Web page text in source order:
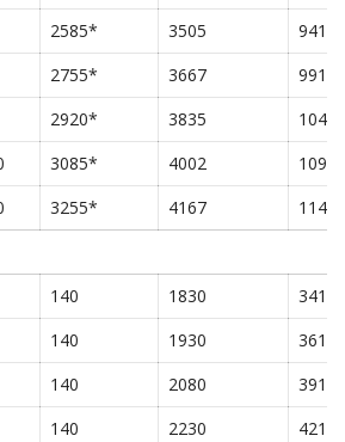
2585* 3505
9415
2755* 3667
9915
2920* 3835
10415
3085* 4002
10915
3255* 4167
11415
140 1830
3415
140 1930
3615
140 2080
3915
140 2230
4215